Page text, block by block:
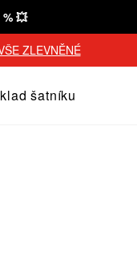
💥
ZLEVNĚNÉ
šatníku